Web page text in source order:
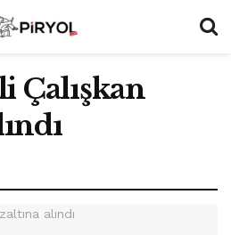
Çalışkan